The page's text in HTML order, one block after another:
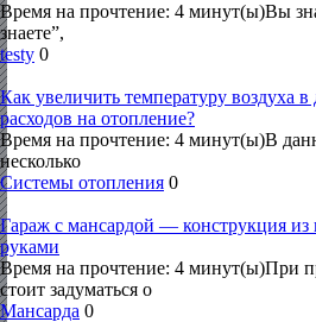
Время на прочтение: 4 минут(ы)Вы
знаете”,
testy 0
Как увеличить температуру воздуха
расходов на отопление?
Время на прочтение: 4 минут(ы)В
несколько
Системы отопления 0
Гараж с мансардой — конструкция из
руками
Время на прочтение: 4 минут(ы)При
стоит задуматься о
Мансарда 0